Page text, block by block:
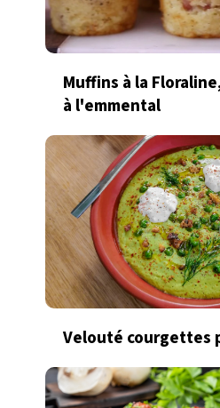
Muffins à la
à l'emmental
Velouté courgettes